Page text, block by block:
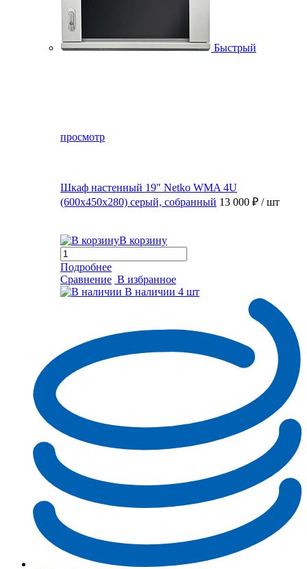
Быстрый
просмотр
Шкаф настенный 19″ Netko WMA 4U
(600x450x280) серый, собранный 13 000 ₽ / шт
В корзину
Подробнее
Сравнение В избранное
В наличии 4 шт